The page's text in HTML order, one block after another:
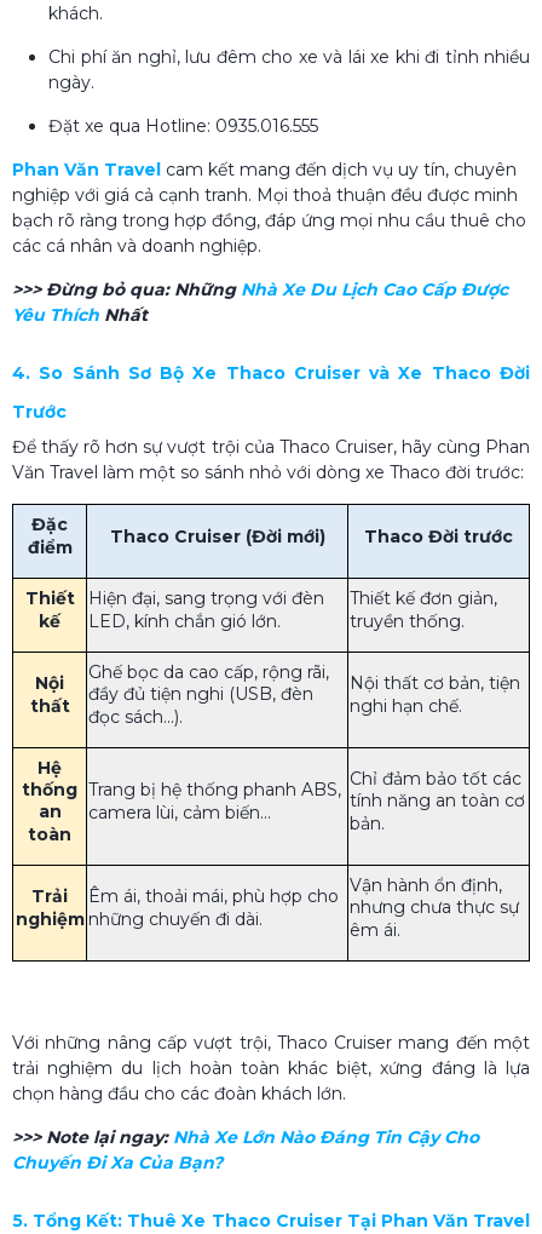
khách.
Chi phí ăn nghỉ, lưu đêm cho xe và lái xe khi đi tỉnh nhiều
ngày.
Đặt xe qua Hotline: 0935.016.555
Phan Văn Travel cam kết mang đến dịch vụ uy tín, chuyên
nghiệp với giá cả cạnh tranh. Mọi thoả thuận đều được minh
bạch rõ ràng trong hợp đồng, đáp ứng mọi nhu cầu thuê cho
các cá nhân và doanh nghiệp.
>>> Đừng bỏ qua: Những Nhà Xe Du Lịch Cao Cấp Được
Yêu Thích Nhất
4. So Sánh Sơ Bộ Xe Thaco Cruiser và Xe Thaco Đời
Trước
Để thấy rõ hơn sự vượt trội của Thaco Cruiser, hãy cùng Phan
Văn Travel làm một so sánh nhỏ với dòng xe Thaco đời trước:
Đặc
điểm
Thaco Cruiser (Đời mới) Thaco Đời trước
Thiết
kế
Hiện đại, sang trọng với đèn
LED, kính chắn gió lớn.
Thiết kế đơn giản,
truyền thống.
Nội
thất
Ghế bọc da cao cấp, rộng rãi,
đầy đủ tiện nghi (USB, đèn
đọc sách...).
Nội thất cơ bản, tiện
nghi hạn chế.
Hệ
thống
an
toàn
Trang bị hệ thống phanh ABS,
camera lùi, cảm biến...
Chỉ đảm bảo tốt các
tính năng an toàn cơ
bản.
Trải
nghiệm
Êm ái, thoải mái, phù hợp cho
những chuyến đi dài.
Vận hành ổn định,
nhưng chưa thực sự
êm ái.
Với những nâng cấp vượt trội, Thaco Cruiser mang đến một
trải nghiệm du lịch hoàn toàn khác biệt, xứng đáng là lựa
chọn hàng đầu cho các đoàn khách lớn.
>>> Note lại ngay: Nhà Xe Lớn Nào Đáng Tin Cậy Cho
Chuyến Đi Xa Của Bạn?
5. Tổng Kết: Thuê Xe Thaco Cruiser Tại Phan Văn Travel